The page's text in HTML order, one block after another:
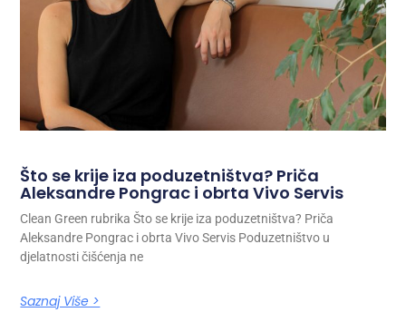
Što se krije iza poduzetništva? Priča
Aleksandre Pongrac i obrta Vivo Servis
Clean Green rubrika Što se krije iza poduzetništva? Priča
Aleksandre Pongrac i obrta Vivo Servis Poduzetništvo u
djelatnosti čišćenja ne
Saznaj Više >